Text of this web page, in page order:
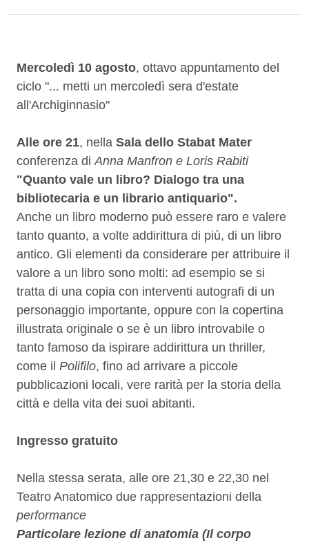
Descrizione
Mercoledì 10 agosto, ottavo appuntamento del
ciclo "... metti un mercoledì sera d'estate
all'Archiginnasio"
Alle ore 21, nella Sala dello Stabat Mater
conferenza diAnna Manfron e Loris Rabiti
"Quanto vale un libro? Dialogo tra una
bibliotecaria e un librario antiquario".
Anche un libro moderno può essere raro e valere
tanto quanto, a volte addirittura di più, di un libro
antico. Gli elementi da considerare per attribuire il
valore a un libro sono molti: ad esempio se si
tratta di una copia con interventi autografi di un
personaggio importante, oppure con la copertina
illustrata originale o se è un libro introvabile o
tanto famoso da ispirare addirittura un thriller,
come il Polifilo, fino ad arrivare a piccole
pubblicazioni locali, vere rarità per la storia della
città e della vita dei suoi abitanti.
Ingresso gratuito
Nella stessa serata, alle ore 21,30 e 22,30 nel
Teatro Anatomico due rappresentazioni della
performance
Particolare lezione di anatomia (Il corpo